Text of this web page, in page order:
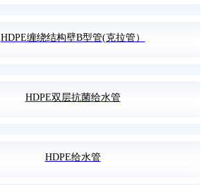
HDPE缠绕结构壁B型管(克拉管）
HDPE双层抗菌给水管
HDPE给水管